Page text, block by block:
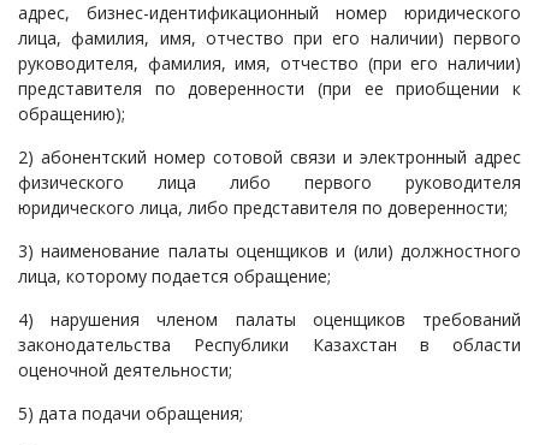
адрес, бизнес-идентификационный номер юридического
лица, фамилия, имя, отчество при его наличии) первого
руководителя, фамилия, имя, отчество (при его наличии)
представителя по доверенности (при ее приобщении к
обращению);
2) абонентский номер сотовой связи и электронный адрес
физического лица либо первого руководителя
юридического лица, либо представителя по доверенности;
3) наименование палаты оценщиков и (или) должностного
лица, которому подается обращение;
4) нарушения членом палаты оценщиков требований
законодательства Республики Казахстан в области
оценочной деятельности;
5) дата подачи обращения;